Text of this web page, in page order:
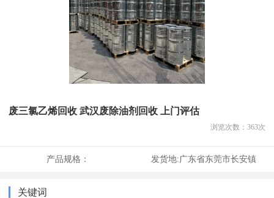
废三氯乙烯回收 武汉废除油剂回收 上门评估
浏览次数： 363次
产品规格： 发货地:广东省东莞市长安镇
关键词